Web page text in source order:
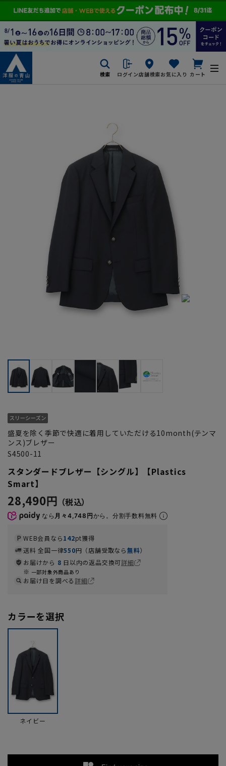
検索 ログイン店舗検索お気に入り カート
盛夏を除く季節で快適に着用していただける10month(テンマ
ンス)ブレザー
S4500-11
スタンダードブレザー【シングル】【Plastics
Smart】
28,490円
なら 月々4,748円から。分割手数料無料
WEB会員なら142pt獲得
送料 全国一律550円（店舗受取なら無料）
お届けから 8 日以内の返品交換可詳細
一部対象外商品あり
お届け日を調べる詳細
カラーを選択
ネイビー